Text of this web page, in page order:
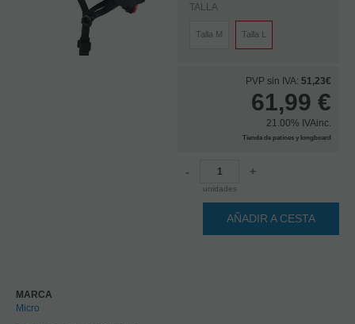
TALLA
Talla M Talla L
PVP sin IVA: 51,23€
61,99 €
21.00% IVAinc.
Tienda de patines y longboard
-
unidades
+
AÑADIR A CESTA
MARCA
Micro